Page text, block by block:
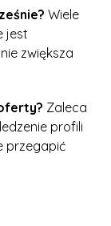
Wiele
jest
zwiększa
Zaleca
profili
przegapić